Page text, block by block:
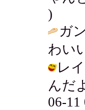
)
ガ
わい
レ
んだ
06-11